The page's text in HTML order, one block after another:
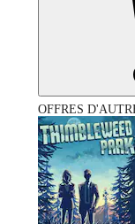
OFFRES